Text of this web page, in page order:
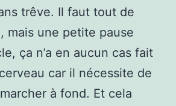
trêve. Il faut tout de
mais une petite pause
ça n’a en aucun cas fait
car il nécessite de
à fond. Et cela